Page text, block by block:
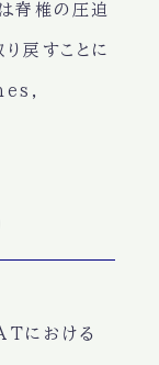
脊椎の圧迫
戻すことに
における